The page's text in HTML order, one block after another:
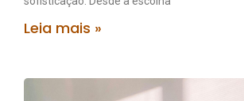
Leia mais »